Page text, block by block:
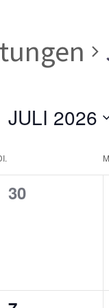
JULI 2026
0
30